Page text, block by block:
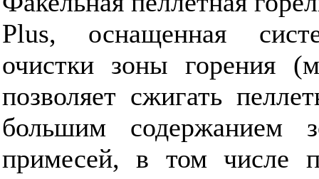
Plus, оснащенная
очистки зоны горения
позволяет сжигать
большим содержанием
примесей, в том числе